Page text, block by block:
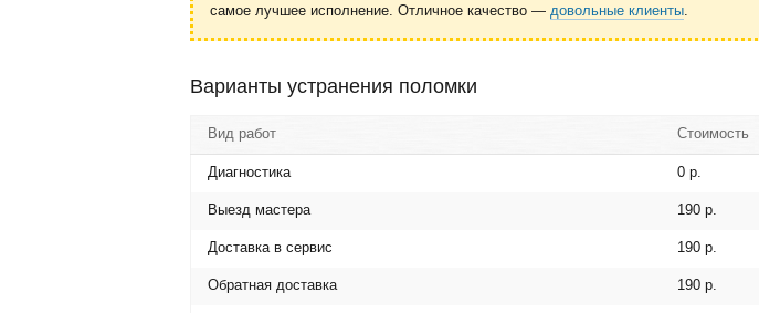
самое лучшее исполнение. Отличное качество — довольные клиенты.
Варианты устранения поломки
Вид работ Стоимость
Диагностика 0 р.
Выезд мастера 190 р.
Доставка в сервис 190 р.
Обратная доставка 190 р.